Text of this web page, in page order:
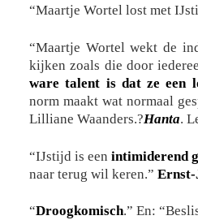
“Maartje Wortel lost met
“Maartje Wortel wekt de
kijken zoals die door
ware talent is dat ze een
norm maakt wat normaal
Lilliane Waanders.?Hanta.
“IJstijd is een intimiderend
naar terug wil keren.” Ernst-
“Droogkomisch.” En: